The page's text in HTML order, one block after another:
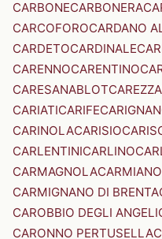
CARBONECARBONERA
CARCOFOROCARDANO
CARDETOCARDINALE
CARENNOCARENTINO
CARESANABLOT
CARIATICARIFE
CARINOLACARISIO
CARLENTINICARLINO
CARMAGNOLACARMIANO
CARMIGNANO DI BRENTA
CAROBBIO DEGLI ANGELI
CARONNO PERTUSELLA